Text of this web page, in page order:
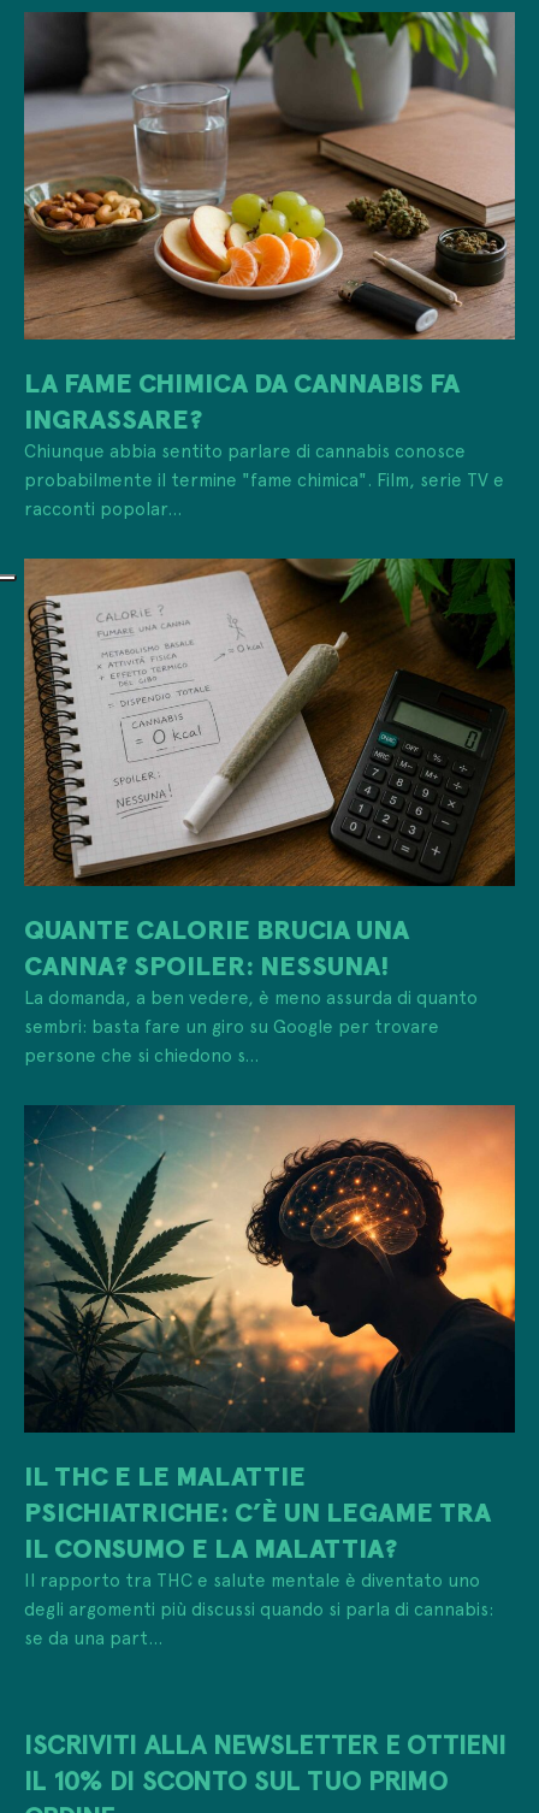
LA FAME CHIMICA DA CANNABIS FA
INGRASSARE?
Chiunque abbia sentito parlare di cannabis conosce
probabilmente il termine "fame chimica". Film, serie TV e
racconti popolar...
QUANTE CALORIE BRUCIA UNA
CANNA? SPOILER: NESSUNA!
La domanda, a ben vedere, è meno assurda di quanto
sembri: basta fare un giro su Google per trovare
persone che si chiedono s...
IL THC E LE MALATTIE
PSICHIATRICHE: C’È UN LEGAME TRA
IL CONSUMO E LA MALATTIA?
Il rapporto tra THC e salute mentale è diventato uno
degli argomenti più discussi quando si parla di cannabis:
se da una part...
ISCRIVITI ALLA NEWSLETTER E OTTIENI
IL 10% DI SCONTO SUL TUO PRIMO